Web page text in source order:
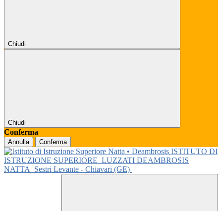
Chiudi
Chiudi
Conferma
Annulla Conferma
ISTITUTO DI
ISTRUZIONE SUPERIORE LUZZATI DEAMBROSIS
NATTA
Sestri Levante - Chiavari (GE)